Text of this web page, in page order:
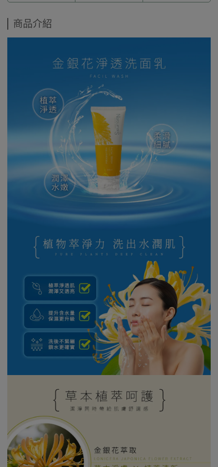
商品介紹